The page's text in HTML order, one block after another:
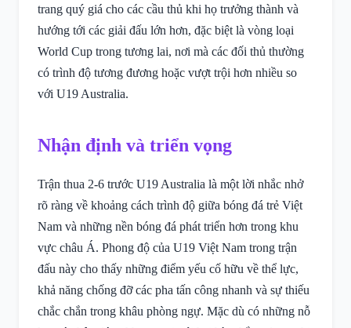
trang quý giá cho các cầu thủ khi họ trưởng thành và
hướng tới các giải đấu lớn hơn, đặc biệt là vòng loại
World Cup trong tương lai, nơi mà các đối thủ thường
có trình độ tương đương hoặc vượt trội hơn nhiều so
với U19 Australia.
Nhận định và triển vọng
Trận thua 2-6 trước U19 Australia là một lời nhắc nhở
rõ ràng về khoảng cách trình độ giữa bóng đá trẻ Việt
Nam và những nền bóng đá phát triển hơn trong khu
vực châu Á. Phong độ của U19 Việt Nam trong trận
đấu này cho thấy những điểm yếu cố hữu về thể lực,
khả năng chống đỡ các pha tấn công nhanh và sự thiếu
chắc chắn trong khâu phòng ngự. Mặc dù có những nỗ